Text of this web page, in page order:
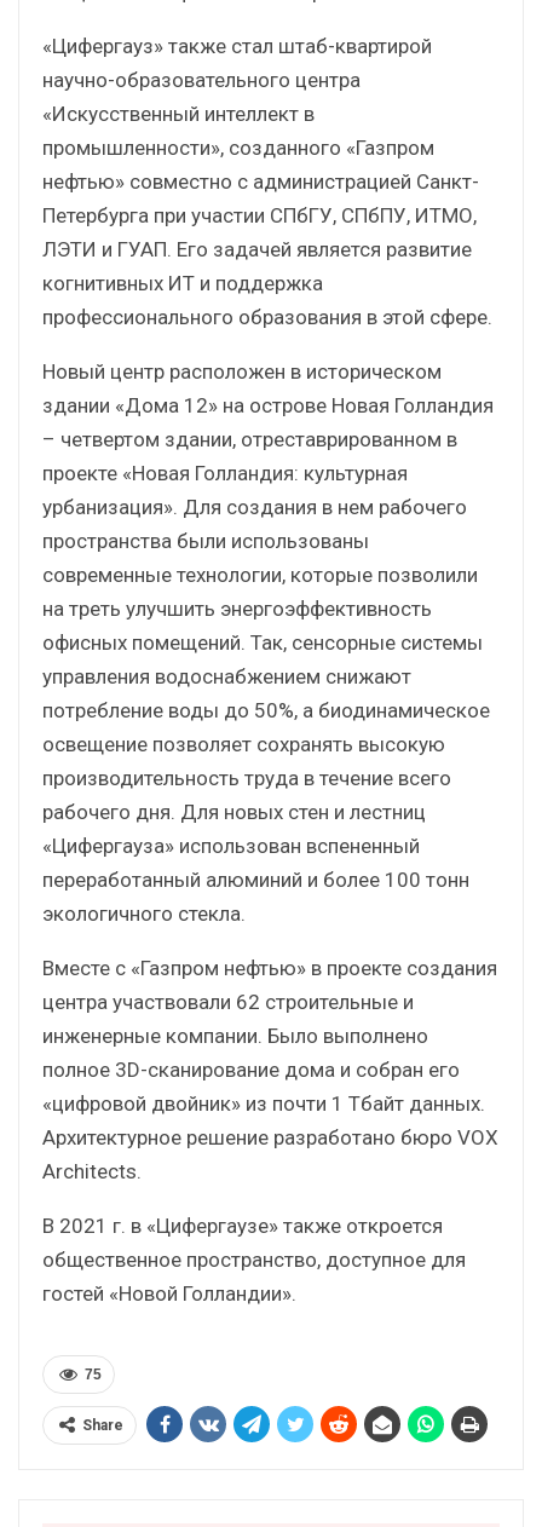
«Цифергауз» также стал штаб-квартирой
научно-образовательного центра
«Искусственный интеллект в
промышленности», созданного «Газпром
нефтью» совместно с администрацией Санкт-
Петербурга при участии СПбГУ, СПбПУ, ИТМО,
ЛЭТИ и ГУАП. Его задачей является развитие
когнитивных ИТ и поддержка
профессионального образования в этой сфере.
Новый центр расположен в историческом
здании «Дома 12» на острове Новая Голландия
– четвертом здании, отреставрированном в
проекте «Новая Голландия: культурная
урбанизация». Для создания в нем рабочего
пространства были использованы
современные технологии, которые позволили
на треть улучшить энергоэффективность
офисных помещений. Так, сенсорные системы
управления водоснабжением снижают
потребление воды до 50%, а биодинамическое
освещение позволяет сохранять высокую
производительность труда в течение всего
рабочего дня. Для новых стен и лестниц
«Цифергауза» использован вспененный
переработанный алюминий и более 100 тонн
экологичного стекла.
Вместе с «Газпром нефтью» в проекте создания
центра участвовали 62 строительные и
инженерные компании. Было выполнено
полное 3D-сканирование дома и собран его
«цифровой двойник» из почти 1 Тбайт данных.
Архитектурное решение разработано бюро VOX
Architects.
В 2021 г. в «Цифергаузе» также откроется
общественное пространство, доступное для
гостей «Новой Голландии».
75
Share